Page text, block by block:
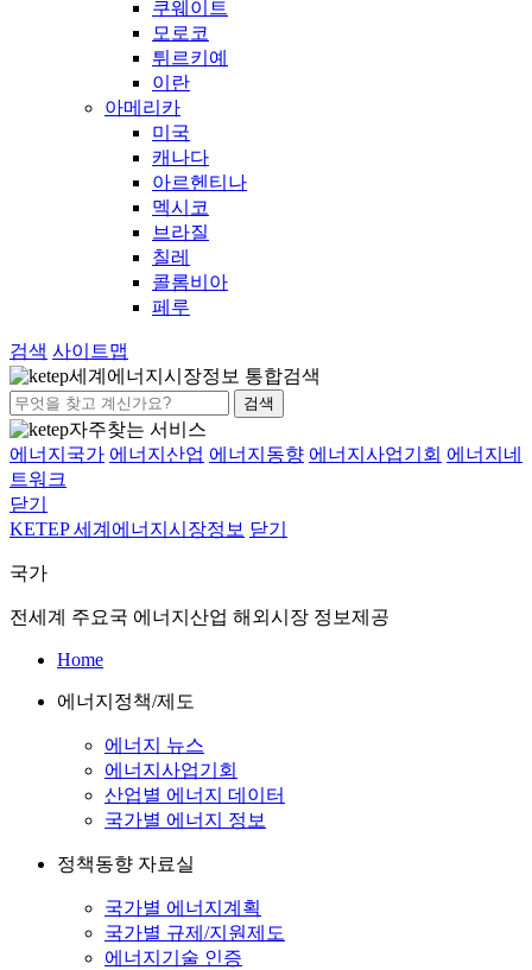
쿠웨이트
모로코
튀르키예
이란
아메리카
미국
캐나다
아르헨티나
멕시코
브라질
칠레
콜롬비아
페루
검색 사이트맵
세계에너지시장정보 통합검색
검색
자주찾는 서비스
에너지국가 에너지산업 에너지동향 에너지사업기회 에너지네
트워크
닫기
KETEP 세계에너지시장정보 닫기
국가
전세계 주요국 에너지산업 해외시장 정보제공
Home
에너지정책/제도
에너지 뉴스
에너지사업기회
산업별 에너지 데이터
국가별 에너지 정보
정책동향 자료실
국가별 에너지계획
국가별 규제/지원제도
에너지기술 인증